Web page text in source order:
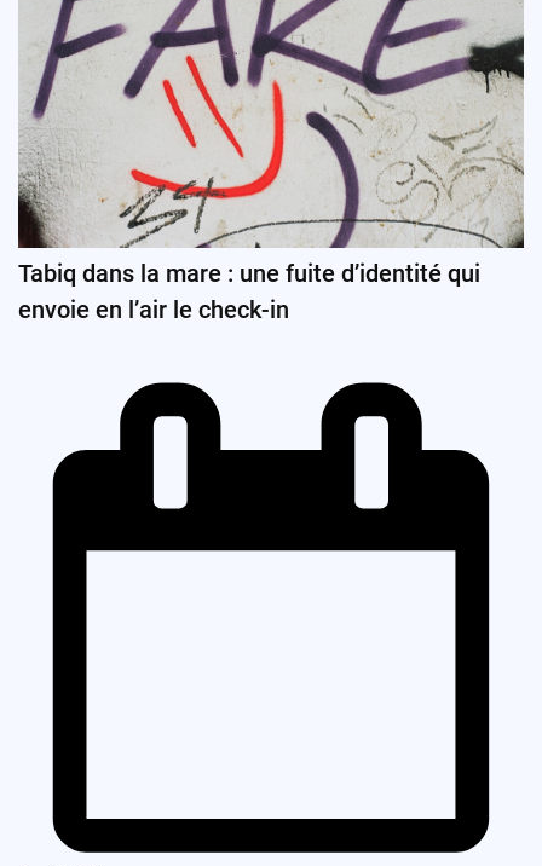
Tabiq dans la mare : une fuite d’identité qui
envoie en l’air le check-in